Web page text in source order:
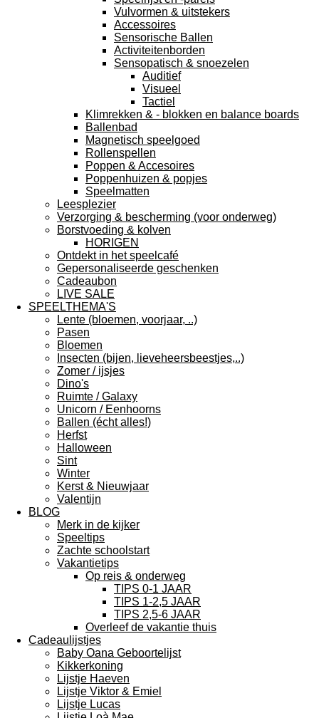
Vulvormen & uitstekers
Accessoires
Sensorische Ballen
Activiteitenborden
Sensopatisch & snoezelen
Auditief
Visueel
Tactiel
Klimrekken & - blokken en balance boards
Ballenbad
Magnetisch speelgoed
Rollenspellen
Poppen & Accesoires
Poppenhuizen & popjes
Speelmatten
Leesplezier
Verzorging & bescherming (voor onderweg)
Borstvoeding & kolven
HORIGEN
Ontdekt in het speelcafé
Gepersonaliseerde geschenken
Cadeaubon
LIVE SALE
SPEELTHEMA'S
Lente (bloemen, voorjaar, ..)
Pasen
Bloemen
Insecten (bijen, lieveheersbeestjes,..)
Zomer / ijsjes
Dino's
Ruimte / Galaxy
Unicorn / Eenhoorns
Ballen (écht alles!)
Herfst
Halloween
Sint
Winter
Kerst & Nieuwjaar
Valentijn
BLOG
Merk in de kijker
Speeltips
Zachte schoolstart
Vakantietips
Op reis & onderweg
TIPS 0-1 JAAR
TIPS 1-2,5 JAAR
TIPS 2,5-6 JAAR
Overleef de vakantie thuis
Cadeaulijstjes
Baby Oana Geboortelijst
Kikkerkoning
Lijstje Haeven
Lijstje Viktor & Emiel
Lijstje Lucas